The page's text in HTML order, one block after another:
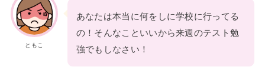
ともこ
あなたは本当に何をしに学校に行ってる
の！そんなこといいから来週のテスト勉
強でもしなさい！